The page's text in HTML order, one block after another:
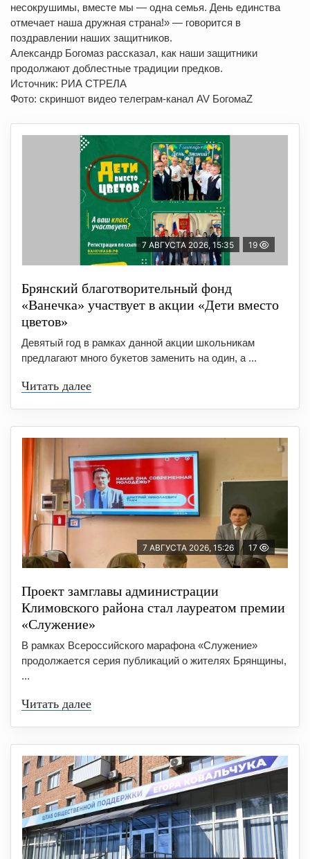
несокрушимы, вместе мы — одна семья. День единства
отмечает наша дружная страна!» — говорится в
поздравлении наших защитников.
Александр Богомаз рассказал, как наши защитники
продолжают доблестные традиции предков.
Источник: РИА СТРЕЛА
Фото: скриншот видео телеграм-канал AV БогомаZ
7 АВГУСТА 2026, 15:35 19
Брянский благотворительный фонд
«Ванечка» участвует в акции «Дети вместо
цветов»
Девятый год в рамках данной акции школьникам
предлагают много букетов заменить на один, а ...
Читать далее
7 АВГУСТА 2026, 15:26 17
Проект замглавы администрации
Климовского района стал лауреатом премии
«Служение»
В рамках Всероссийского марафона «Служение»
продолжается серия публикаций о жителях Брянщины,
...
Читать далее